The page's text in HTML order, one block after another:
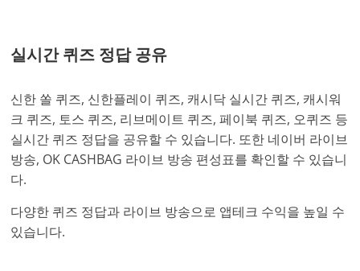
실시간 퀴즈 정답 공유
신한 쏠 퀴즈, 신한플레이 퀴즈, 캐시닥 실시간 퀴즈, 캐시워
크 퀴즈, 토스 퀴즈, 리브메이트 퀴즈, 페이북 퀴즈, 오퀴즈 등
실시간 퀴즈 정답을 공유할 수 있습니다. 또한 네이버 라이브
방송, OK CASHBAG 라이브 방송 편성표를 확인할 수 있습니
다.
다양한 퀴즈 정답과 라이브 방송으로 앱테크 수익을 높일 수
있습니다.